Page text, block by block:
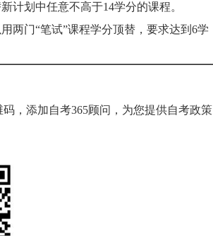
计划中任意不高于14学分的课程。
两门“笔试”课程学分顶替，要求达到6学
，添加自考365顾问，为您提供自考政策